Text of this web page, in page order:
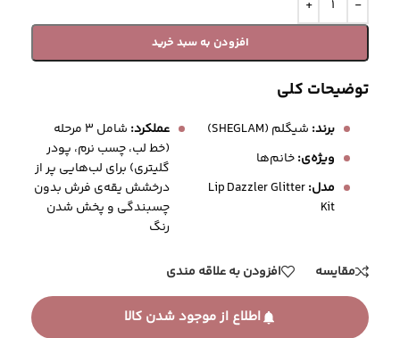
افزودن به سبد خرید
توضیحات کلی
برند: شیگلم (SHEGLAM)
ویژه‌ی:خانم‌ها
مدل:Lip Dazzler Glitter
Kit
عملکرد:
شامل ۳ مرحله
(خط لب، چسب نرم، پودر
گلیتری) برای لب‌هایی پر از
درخشش یقه‌ی فرش بدون
چسبندگی و پخش شدن
رنگ
مقایسه افزودن به علاقه مندی
اطلاع از موجود شدن کالا